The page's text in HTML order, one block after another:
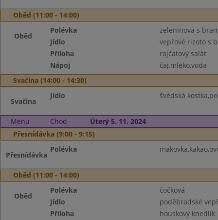
Oběd (11:00 - 14:00)
Oběd
Polévka
zeleninová s
Jídlo
vepřové rizoto s
Příloha
rajčatový salát
Nápoj
čaj,mléko,voda
Svačina (14:00 - 14:30)
Svačina
Jídlo švédská
Menu Chod
Úterý 5. 11. 2024
Přesnídávka (9:00 - 9:15)
Přesnídávka
Polévka
Oběd (11:00 - 14:00)
Oběd
Polévka
čočková
Jídlo
poděbradské
Příloha
houskový knedlík